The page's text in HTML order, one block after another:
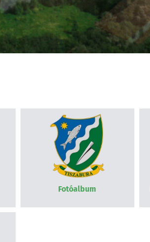
Fotóalbum